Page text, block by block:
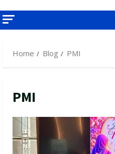
Home Blog PMI
PMI